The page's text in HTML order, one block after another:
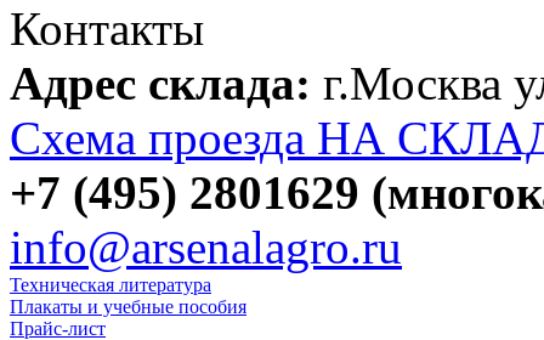
Контакты
Адрес склада: г.Москва
Схема проезда НА
+7 (495) 2801629
info@arsenalagro.ru
Техническая литература
Плакаты и учебные пособия
Прайс-лист